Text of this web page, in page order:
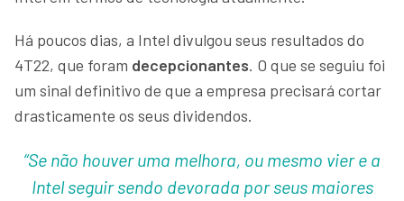
Há poucos dias, a Intel divulgou seus resultados do
4T22, que foram decepcionantes. O que se seguiu foi
um sinal definitivo de que a empresa precisará cortar
drasticamente os seus dividendos.
“Se não houver uma melhora, ou mesmo vier e a
Intel seguir sendo devorada por seus maiores